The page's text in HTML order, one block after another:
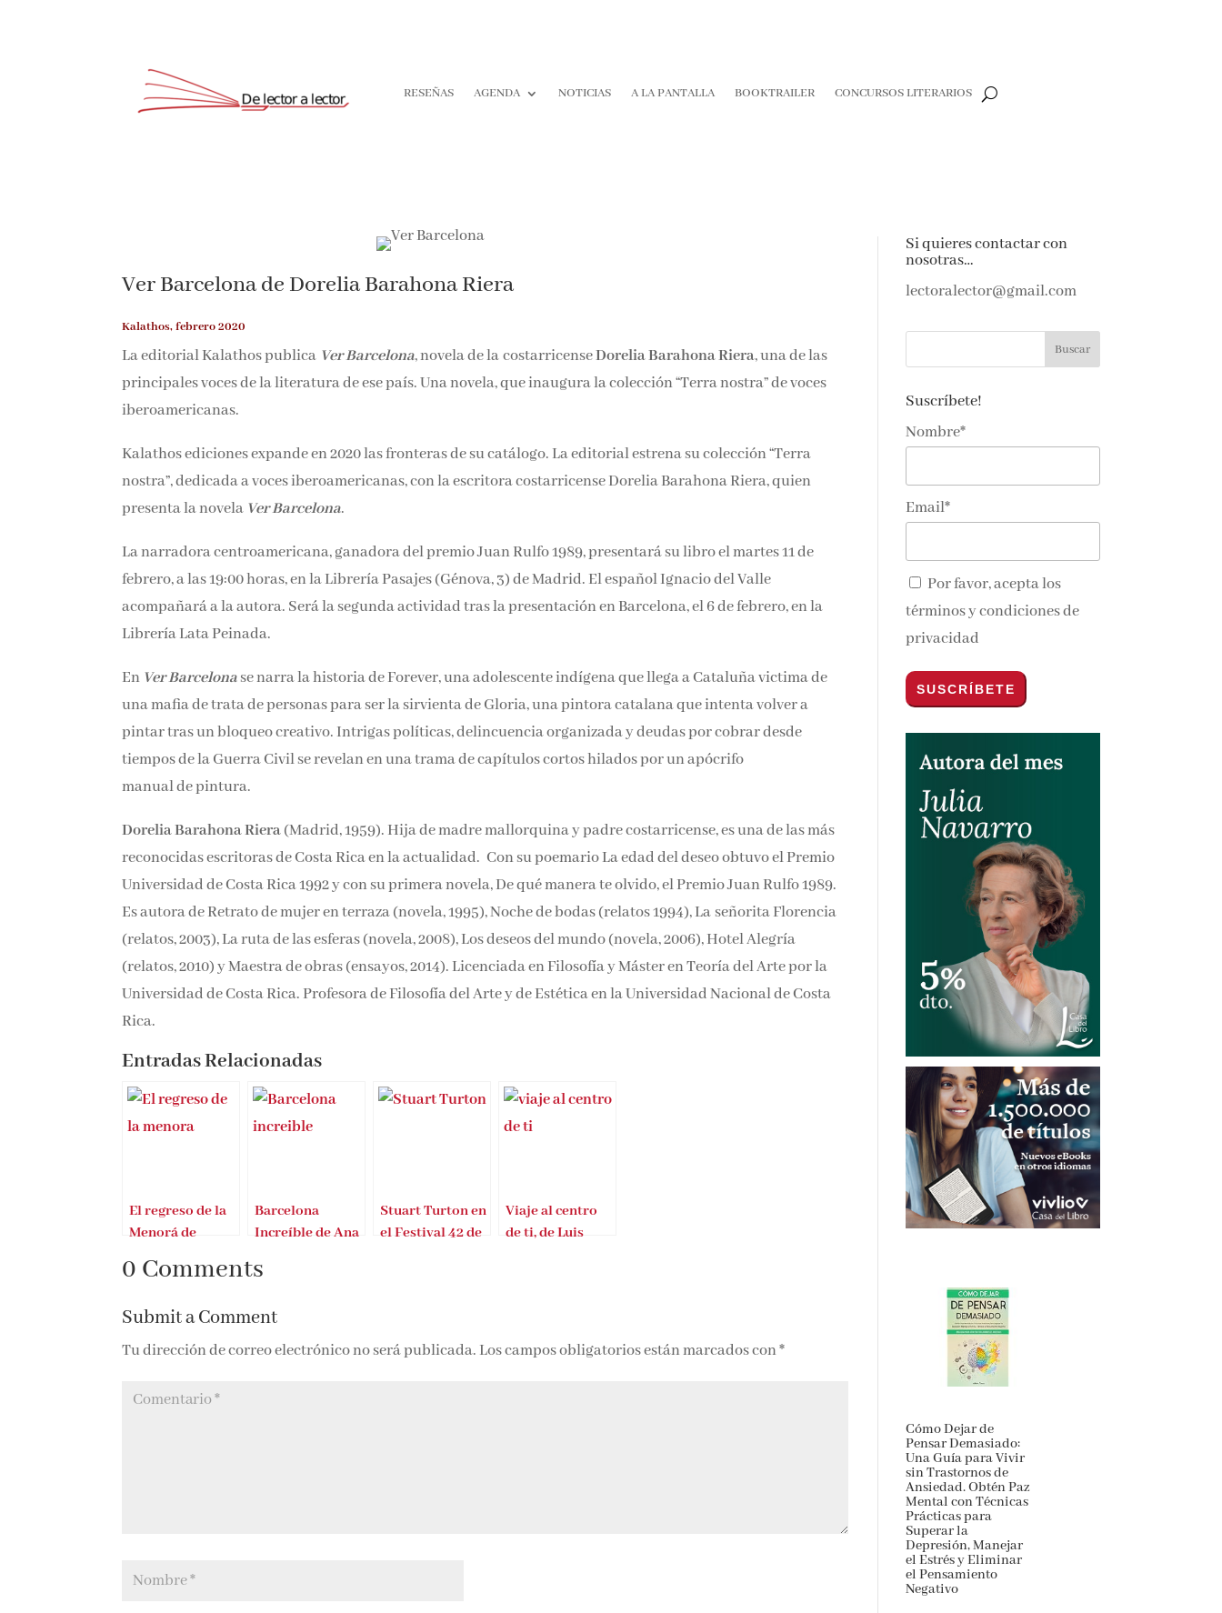
RESEÑAS AGENDA NOTICIAS A LA PANTALLA BOOKTRAILER CONCURSOS LITERARIOS
Ver Barcelona de Dorelia Barahona Riera
Kalathos, febrero 2020
La editorial Kalathos publica Ver Barcelona, novela de la costarricenseDorelia Barahona Riera, una de las
principales voces de la literatura de ese país. Una novela, que inaugura la colección “Terra nostra” de voces
iberoamericanas.
Kalathos ediciones expande en 2020 las fronteras de su catálogo. La editorial estrena su colección “Terra
nostra”, dedicada a voces iberoamericanas, con la escritora costarricense Dorelia Barahona Riera, quien
presenta la novela Ver Barcelona.
La narradora centroamericana, ganadora del premio Juan Rulfo 1989, presentará su libro el martes 11 de
febrero, a las 19:00 horas, en la Librería Pasajes (Génova, 3) de Madrid. El español Ignacio del Valle
acompañará a la autora. Será la segunda actividad tras la presentación en Barcelona, el 6 de febrero, en la
Librería Lata Peinada.
En Ver Barcelonase narra la historia de Forever, una adolescente indígena que llega a Cataluña victima de
una mafia de trata de personas para ser la sirvienta de Gloria, una pintora catalana que intenta volver a
pintar tras un bloqueo creativo. Intrigas políticas, delincuencia organizada y deudas por cobrar desde
tiempos de la Guerra Civil se revelan en una trama de capítulos cortos hilados por un apócrifo
manual de pintura.
Dorelia Barahona Riera(Madrid, 1959). Hija de madre mallorquina y padre costarricense, es una de las más
reconocidas escritoras de Costa Rica en la actualidad. Con su poemario La edad del deseo obtuvo el Premio
Universidad de Costa Rica 1992 y con su primera novela, De qué manera te olvido, el Premio Juan Rulfo 1989.
Es autora de Retrato de mujer en terraza (novela, 1995), Noche de bodas (relatos 1994), La señorita Florencia
(relatos, 2003), La ruta de las esferas (novela, 2008), Los deseos del mundo (novela, 2006), Hotel Alegría
(relatos, 2010) y Maestra de obras (ensayos, 2014). Licenciada en Filosofía y Máster en Teoría del Arte por la
Universidad de Costa Rica. Profesora de Filosofía del Arte y de Estética en la Universidad Nacional de Costa
Rica.
Entradas Relacionadas
El regreso de la
Menorá de
Riera
Barcelona
Increíble de Ana
Stuart Turton en
el Festival 42 de
Viaje al centro
de ti, de Luis
0 Comments
Submit a Comment
Tu dirección de correo electrónico no será publicada. Los campos obligatorios están marcados con*
Si quieres contactar con
nosotras…
lectoralector@gmail.com
Suscríbete!
Nombre*
Email*
Por favor, acepta los
términos y condiciones de
privacidad
Cómo Dejar de
Pensar Demasiado:
Una Guía para Vivir
sin Trastornos de
Ansiedad. Obtén Paz
Mental con Técnicas
Prácticas para
Superar la
Depresión, Manejar
el Estrés y Eliminar
el Pensamiento
Negativo